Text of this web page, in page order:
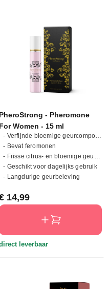
PheroStrong - Pheromone
For Women - 15 ml
- Verfijnde bloemige geurcompositie
- Bevat feromonen
- Frisse citrus- en bloemige geurnoten
- Geschikt voor dagelijks gebruik
- Langdurige geurbeleving
prijs:
14,99
leverbaar